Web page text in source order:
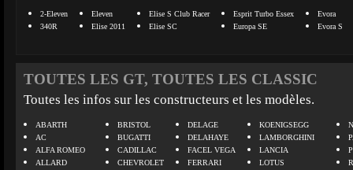
2-Eleven
340R
Eleven
Elise 2011
Elise S Club Racer
Elise SC
Esprit Turbo Essex
Europa SE
Evora
Evora S
TOUTES LES GT, TOUTES LES CLASSIC
Toutes les infos sur les constructeurs et les modèles.
ABARTH
AC
ALFA ROMEO
ALLARD
BRISTOL
BUGATTI
CADILLAC
CHEVROLET
DELAGE
DELAHAYE
FACEL VEGA
FERRARI
KOENIGSEGG
LAMBORGHINI
LANCIA
LOTUS